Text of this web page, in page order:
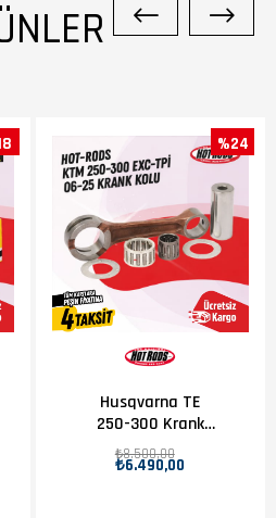
Husqvarna TE
250-300 Krank
Kolu
₺6.490,00
₺8.500,00
%24